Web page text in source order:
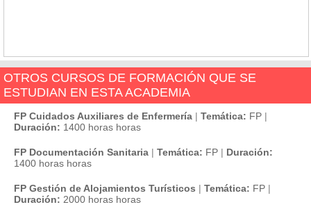
OTROS CURSOS DE FORMACIÓN QUE SE
ESTUDIAN EN ESTA ACADEMIA
FP Cuidados Auxiliares de Enfermería | Temática: FP |
Duración: 1400 horas horas
FP Documentación Sanitaria | Temática: FP | Duración:
1400 horas horas
FP Gestión de Alojamientos Turísticos | Temática: FP |
Duración: 2000 horas horas